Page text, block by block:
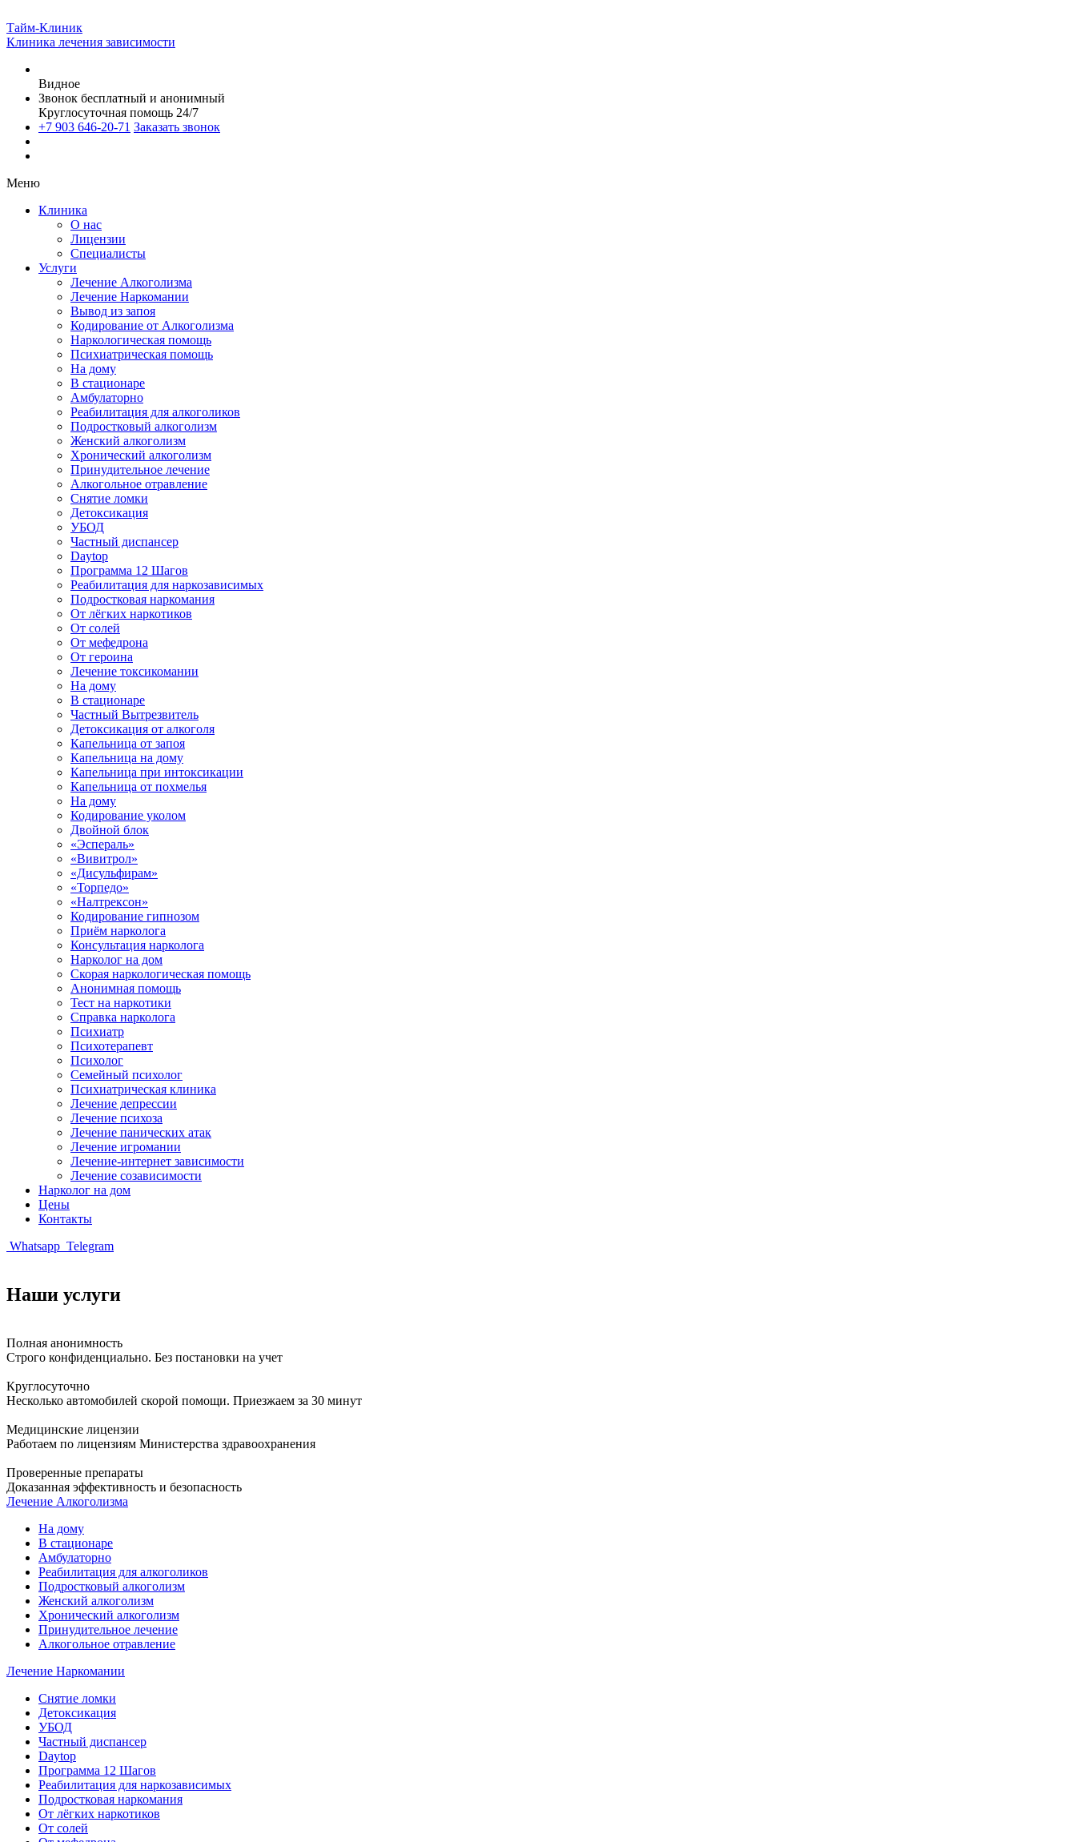
Тайм-Клиник
Клиника лечения зависимости
Видное
Звонок бесплатный и анонимный
Круглосуточная помощь 24/7
+7 903 646-20-71 Заказать звонок
Меню
Клиника
О нас
Лицензии
Специалисты
Услуги
Лечение Алкоголизма
Лечение Наркомании
Вывод из запоя
Кодирование от Алкоголизма
Наркологическая помощь
Психиатрическая помощь
На дому
В стационаре
Амбулаторно
Реабилитация для алкоголиков
Подростковый алкоголизм
Женский алкоголизм
Хронический алкоголизм
Принудительное лечение
Алкогольное отравление
Снятие ломки
Детоксикация
УБОД
Частный диспансер
Daytop
Программа 12 Шагов
Реабилитация для наркозависимых
Подростковая наркомания
От лёгких наркотиков
От солей
От мефедрона
От героина
Лечение токсикомании
На дому
В стационаре
Частный Вытрезвитель
Детоксикация от алкоголя
Капельница от запоя
Капельница на дому
Капельница при интоксикации
Капельница от похмелья
На дому
Кодирование уколом
Двойной блок
«Эспераль»
«Вивитрол»
«Дисульфирам»
«Торпедо»
«Налтрексон»
Кодирование гипнозом
Приём нарколога
Консультация нарколога
Нарколог на дом
Скорая наркологическая помощь
Анонимная помощь
Тест на наркотики
Справка нарколога
Психиатр
Психотерапевт
Психолог
Семейный психолог
Психиатрическая клиника
Лечение депрессии
Лечение психоза
Лечение панических атак
Лечение игромании
Лечение-интернет зависимости
Лечение созависимости
Нарколог на дом
Цены
Контакты
Whatsapp Telegram
Наши услуги
Полная анонимность
Строго конфиденциально. Без постановки на учет
Круглосуточно
Несколько автомобилей скорой помощи. Приезжаем за 30 минут
Медицинские лицензии
Работаем по лицензиям Министерства здравоохранения
Проверенные препараты
Доказанная эффективность и безопасность
Лечение Алкоголизма
На дому
В стационаре
Амбулаторно
Реабилитация для алкоголиков
Подростковый алкоголизм
Женский алкоголизм
Хронический алкоголизм
Принудительное лечение
Алкогольное отравление
Лечение Наркомании
Снятие ломки
Детоксикация
УБОД
Частный диспансер
Daytop
Программа 12 Шагов
Реабилитация для наркозависимых
Подростковая наркомания
От лёгких наркотиков
От солей